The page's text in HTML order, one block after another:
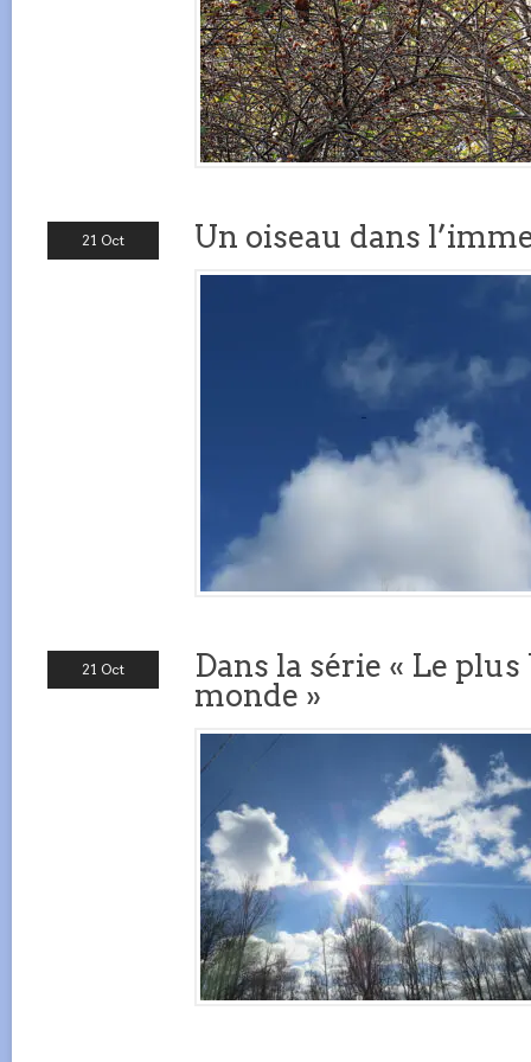
21 Oct Un oiseau dans
21 Oct
Dans la série « Le
monde »